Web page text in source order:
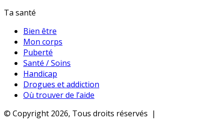
Ta santé
Bien être
Mon corps
Puberté
Santé / Soins
Handicap
Drogues et addiction
Où trouver de l’aide
© Copyright 2026, Tous droits réservés |